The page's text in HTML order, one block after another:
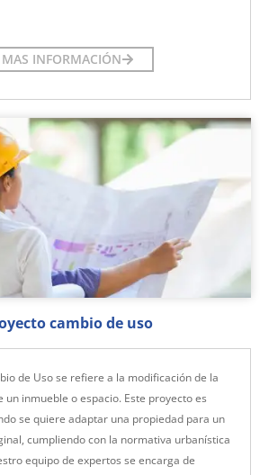
MAS INFORMACIÓN
cambio de uso
de Uso se refiere a la modificación de la
un inmueble o espacio. Este proyecto es
se quiere adaptar una propiedad para un
cumpliendo con la normativa urbanística
equipo de expertos se encarga de